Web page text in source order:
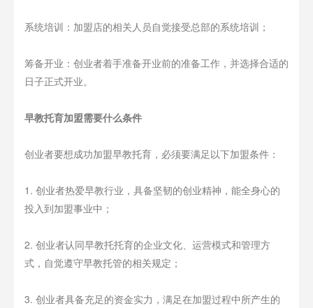
系统培训：加盟店的相关人员自觉接受总部的系统培训；
筹备开业：创业者着手准备开业前的准备工作，并选择合适的
日子正式开业。
早教托育加盟需要什么条件
创业者要想成功加盟早教托育，必须要满足以下加盟条件：
1. 创业者热爱早教行业，具备坚韧的创业精神，能全身心的
投入到加盟事业中；
2. 创业者认同早教托托育的企业文化、运营模式和管理方
式，自觉遵守早教托管的相关规定；
3. 创业者具备充足的资金实力，满足在加盟过程中所产生的